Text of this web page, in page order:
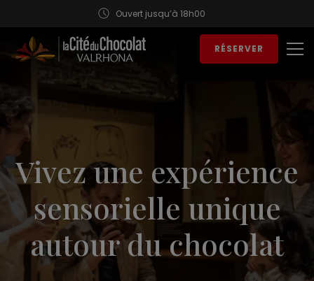
Ouvert jusqu’à 18h00
RÉSERVER
Vivez une expérience
sensorielle unique
autour du chocolat